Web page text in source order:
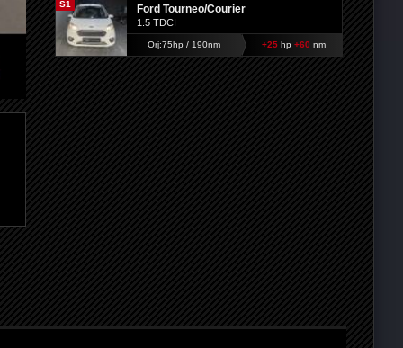
S1 Ford Tourneo/Courier
1.5 TDCI
Orj:75hp / 190nm +25hp +60 nm